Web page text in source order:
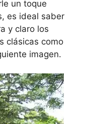
un toque
es ideal saber
y claro los
clásicas como
imagen.